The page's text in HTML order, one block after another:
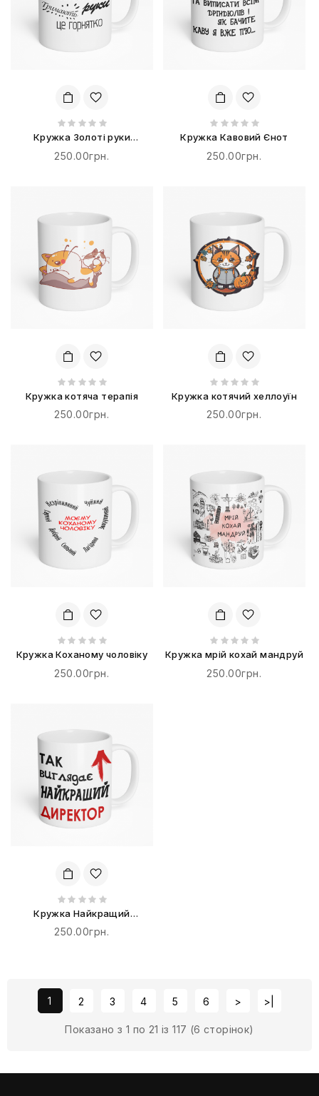
Кружка Золоті руки
тримають це горнятко
250.00грн.
Кружка Кавовий Єнот
250.00грн.
Кружка котяча терапія
250.00грн.
Кружка котячий хеллоуїн
250.00грн.
Кружка Коханому чоловіку
250.00грн.
Кружка мрій кохай мандруй
250.00грн.
Кружка Найкращий
Директор
250.00грн.
1 2 3 4 5 6 > >|
Показано з 1 по 21 із 117 (6 сторінок)